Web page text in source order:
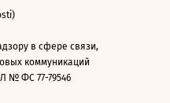
в сфере связи,
коммуникаций
№ ФС 77-79546